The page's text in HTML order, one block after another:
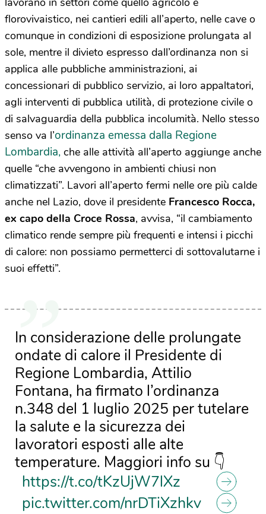
florovivaistico, nei cantieri edili all’aperto, nelle cave o
comunque in condizioni di esposizione prolungata al
sole, mentre il divieto espresso dall’ordinanza non si
applica alle pubbliche amministrazioni, ai
concessionari di pubblico servizio, ai loro appaltatori,
agli interventi di pubblica utilità, di protezione civile o
di salvaguardia della pubblica incolumità. Nello stesso
senso va l’ordinanza emessa dalla Regione
Lombardia, che alle attività all’aperto aggiunge anche
quelle “che avvengono in ambienti chiusi non
climatizzati”. Lavori all’aperto fermi nelle ore più calde
anche nel Lazio, dove il presidente Francesco Rocca,
ex capo della Croce Rossa, avvisa, “il cambiamento
climatico rende sempre più frequenti e intensi i picchi
di calore: non possiamo permetterci di sottovalutarne i
suoi effetti”.
In considerazione delle prolungate
ondate di calore il Presidente di
Regione Lombardia, Attilio
Fontana, ha firmato l’ordinanza
n.348 del 1 luglio 2025 per tutelare
la salute e la sicurezza dei
lavoratori esposti alle alte
temperature. Maggiori info su 👇
https://t.co/tKzUjW7lXz
pic.twitter.com/nrDTiXzhkv